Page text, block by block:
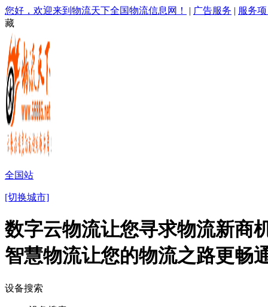
您好，欢迎来到物流天下全国物流信息网！ | 广告服务 | 服务
藏
全国站
[切换城市]
数字云物流让您寻求物流新商
智慧物流让您的物流之路更畅
设备搜索